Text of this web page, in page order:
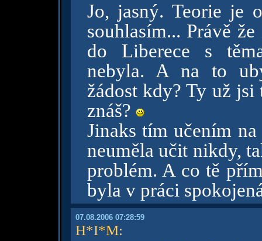
Jo, jasný. Teorie je
souhlasím... Právě
do Liberece s
nebyla. A na to
žádost kdy? Ty už
znáš?
Jinaks tím učením
neuměla učit nikdy,
problém. A co tě
byla v práci
07.08.2006 07:28:59
H*I*M: